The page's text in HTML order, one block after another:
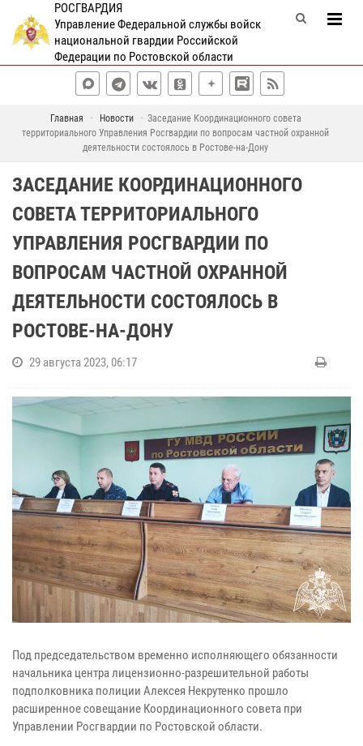
РОСГВАРДИЯ
Управление Федеральной службы войск
национальной гвардии Российской
Федерации по Ростовской области
Главная Новости
Заседание Координационного совета
территориального Управления Росгвардии по вопросам частной охранной
деятельности состоялось в Ростове-на-Дону
ЗАСЕДАНИЕ КООРДИНАЦИОННОГО
СОВЕТА ТЕРРИТОРИАЛЬНОГО
УПРАВЛЕНИЯ РОСГВАРДИИ ПО
ВОПРОСАМ ЧАСТНОЙ ОХРАННОЙ
ДЕЯТЕЛЬНОСТИ СОСТОЯЛОСЬ В
РОСТОВЕ-НА-ДОНУ
29 августа 2023, 06:17
Под председательством временно исполняющего обязанности
начальника центра лицензионно-разрешительной работы
подполковника полиции Алексея Некрутенко прошло
расширенное совещание Координационного совета при
Управлении Росгвардии по Ростовской области.